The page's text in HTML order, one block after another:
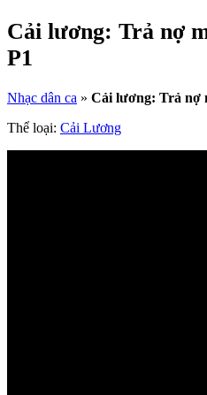
Cải lương: Trả nợ
P1
Nhạc dân ca » Cải lương: Trả nợ
Thể loại: Cải Lương